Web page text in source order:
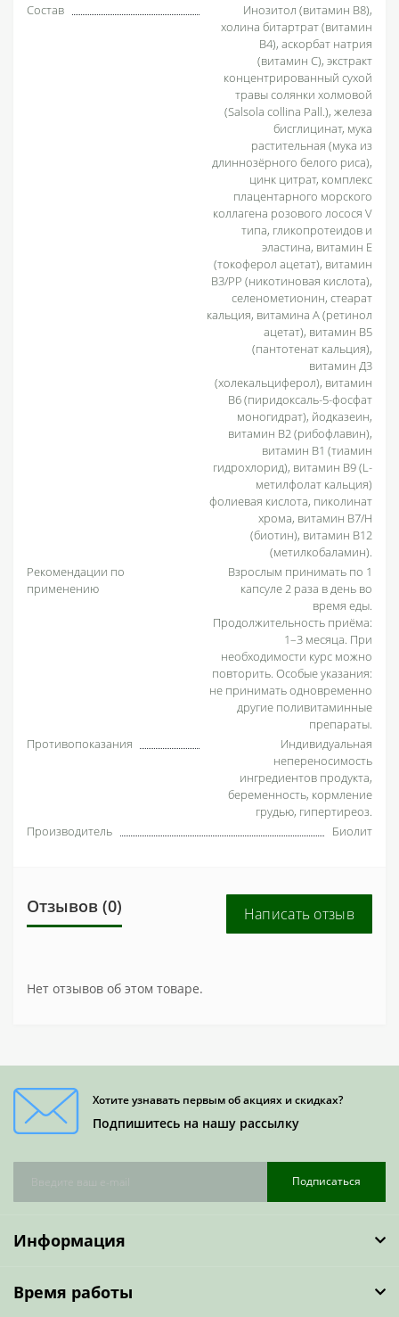
Состав
Инозитол (витамин В8),
холина битартрат (витамин
В4), аскорбат натрия
(витамин С), экстракт
концентрированный сухой
травы солянки холмовой
(Salsola collina Pall.), железа
бисглицинат, мука
растительная (мука из
длиннозёрного белого риса),
цинк цитрат, комплекс
плацентарного морского
коллагена розового лосося V
типа, гликопротеидов и
эластина, витамин Е
(токоферол ацетат), витамин
В3/РР (никотиновая кислота),
селенометионин, стеарат
кальция, витамина А (ретинол
ацетат), витамин В5
(пантотенат кальция),
витамин Д3
(холекальциферол), витамин
В6 (пиридоксаль-5-фосфат
моногидрат), йодказеин,
витамин В2 (рибофлавин),
витамин В1 (тиамин
гидрохлорид), витамин В9 (L-
метилфолат кальция)
фолиевая кислота, пиколинат
хрома, витамин В7/Н
(биотин), витамин В12
(метилкобаламин).
Рекомендации по
применению
Взрослым принимать по 1
капсуле 2 раза в день во
время еды.
Продолжительность приёма:
1–3 месяца. При
необходимости курс можно
повторить. Особые указания:
не принимать одновременно
другие поливитаминные
препараты.
Противопоказания
Индивидуальная
непереносимость
ингредиентов продукта,
беременность, кормление
грудью, гипертиреоз.
Производитель
Биолит
Отзывов (0) Написать отзыв
Нет отзывов об этом товаре.
Хотите узнавать первым об акциях и скидках?
Подпишитесь на нашу рассылку
Подписаться
Информация
Время работы